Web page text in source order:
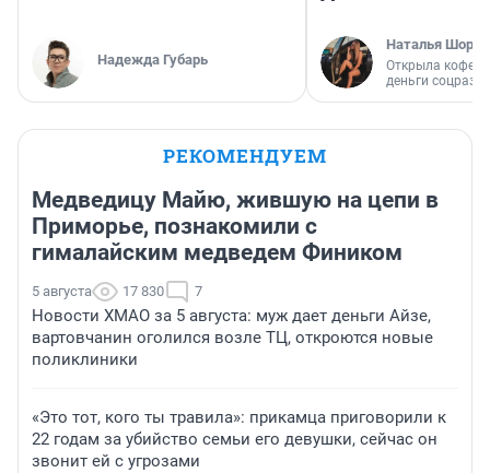
Надежда Губарь
Наталья
Открыла
деньги
РЕКОМЕНДУЕМ
Медведицу Майю, жившую на цепи в
Приморье, познакомили с
гималайским медведем Фиником
5 августа 17 830 7
Новости ХМАО за 5 августа: муж дает деньги Айзе,
вартовчанин оголился возле ТЦ, откроются новые
поликлиники
«Это тот, кого ты травила»: прикамца приговорили к
22 годам за убийство семьи его девушки, сейчас он
звонит ей с угрозами